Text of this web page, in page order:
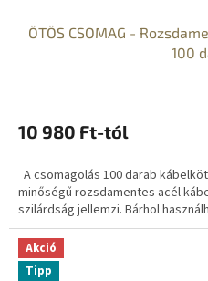
ÖTÖS CSOMAG -
100
10 980 Ft-tól
A csomagolás 100 darab
minőségű rozsdamentes acél
szilárdság jellemzi. Bárhol
Akció
Tipp